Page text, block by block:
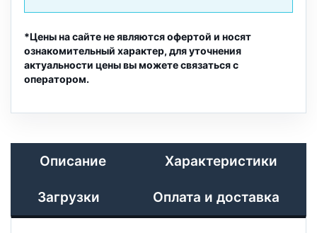
*Цены на сайте не являются офертой и носят
ознакомительный характер, для уточнения
актуальности цены вы можете связаться с
оператором.
Описание Характеристики
Загрузки Оплата и доставка